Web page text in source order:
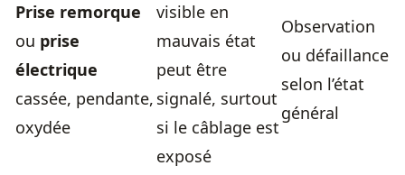
Prise remorque
ou prise
électrique
cassée, pendante,
oxydée
visible en
mauvais état
peut être
signalé, surtout
si le câblage est
exposé
Observation
ou défaillance
selon l’état
général